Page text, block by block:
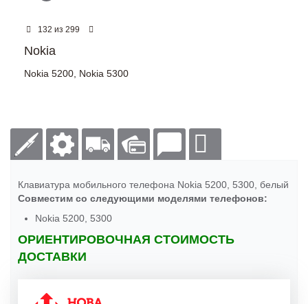
132 из 299
Nokia
Nokia 5200 Nokia 5300
Клавиатура мобильного телефона Nokia 5200, 5300, белый
Совместим со следующими моделями телефонов:
Nokia 5200, 5300
ОРИЕНТИРОВОЧНАЯ СТОИМОСТЬ
ДОСТАВКИ